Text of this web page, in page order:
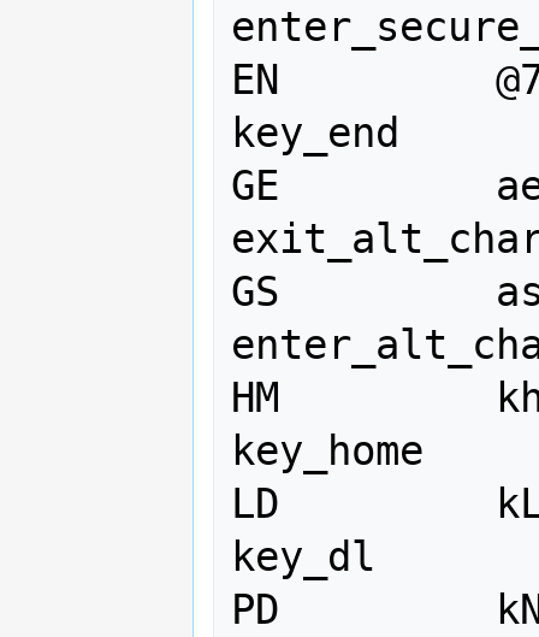
EN
key_end
GE
GS
HM
key_home
LD
key_dl
PD